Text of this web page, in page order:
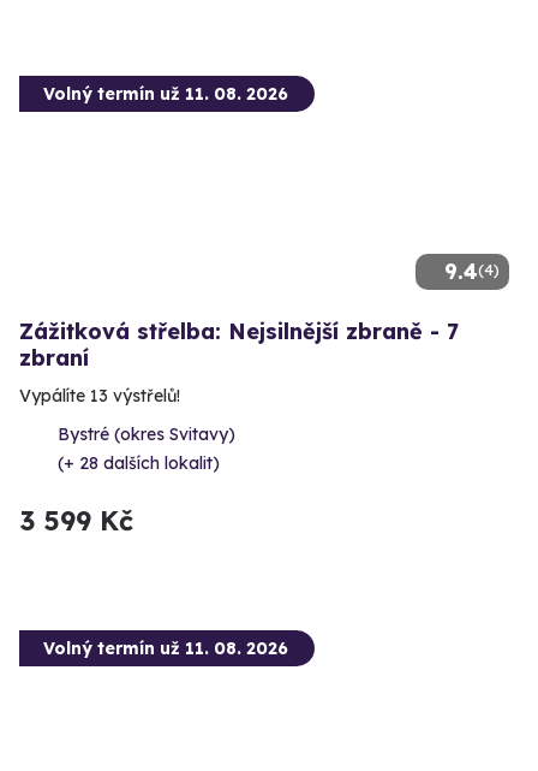
9.4(4)
Volný termín už 11. 08. 2026
Zážitková střelba: Nejsilnější zbraně - 7
zbraní
Vypálíte 13 výstřelů!
Bystré (okres Svitavy)
(+ 28 dalších lokalit)
3 599 Kč
Volný termín už 11. 08. 2026